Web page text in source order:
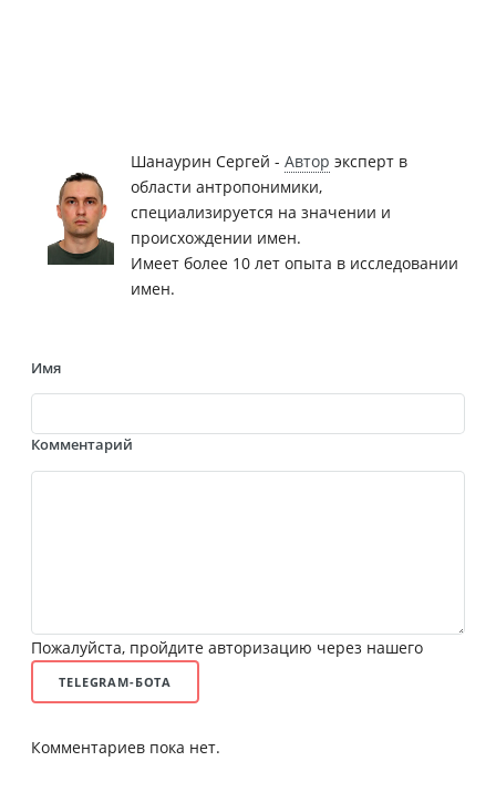
Шанаурин Сергей - Автор эксперт в
области антропонимики,
специализируется на значении и
происхождении имен.
Имеет более 10 лет опыта в исследовании
имен.
Имя
Комментарий
Пожалуйста, пройдите авторизацию через нашего
TELEGRAM-БОТА
Комментариев пока нет.